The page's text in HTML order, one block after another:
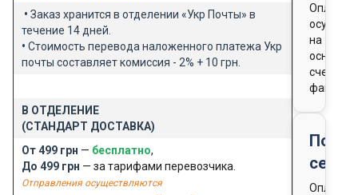
• Заказ хранится в отделении «Укр Почты» в
течение 14 дней.
• Стоимость перевода наложенного платежа Укр
почты составляет комиссия - 2% + 10 грн.
В ОТДЕЛЕНИЕ
(СТАНДАРТ ДОСТАВКА)
От 499 грн — бесплатно,
До 499 грн — за тарифами перевозчика.
Отправления осуществляются
Оплата
на
счета-
фактуры
Оплата